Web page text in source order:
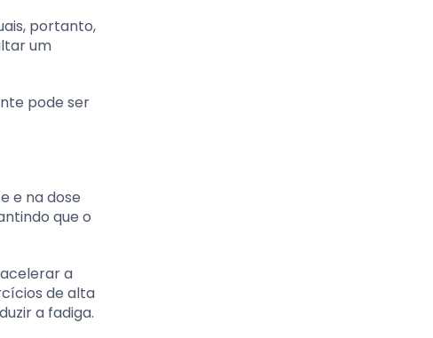
portanto,
um
pode ser
e na dose
que o
a
de alta
a fadiga.